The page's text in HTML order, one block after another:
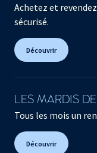
Achetez et
sécurisé.
Découvrir
LES MARDIS
Tous les mois un
Découvrir